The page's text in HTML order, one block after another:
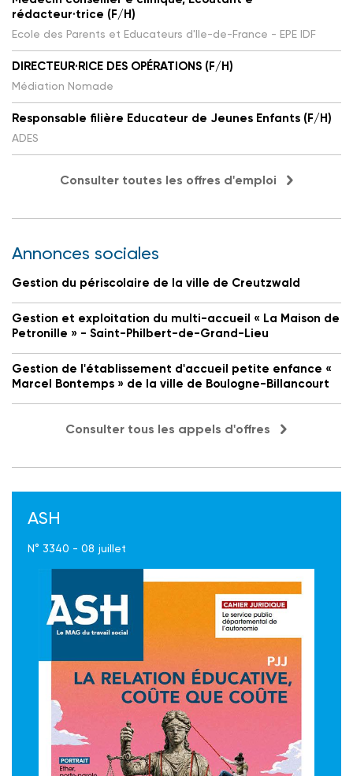
rédacteur·trice (F/H)
Ecole des Parents et Educateurs d'Ile-de-France - EPE IDF
DIRECTEUR·RICE DES OPÉRATIONS (F/H)
Médiation Nomade
Responsable filière Educateur de Jeunes Enfants (F/H)
ADES
Consulter toutes les offres d'emploi
Annonces sociales
Gestion du périscolaire de la ville de Creutzwald
Gestion et exploitation du multi-accueil « La Maison de
Petronille » - Saint-Philbert-de-Grand-Lieu
Gestion de l'établissement d'accueil petite enfance «
Marcel Bontemps » de la ville de Boulogne-Billancourt
Consulter tous les appels d'offres
ASH
N° 3340 - 08 juillet